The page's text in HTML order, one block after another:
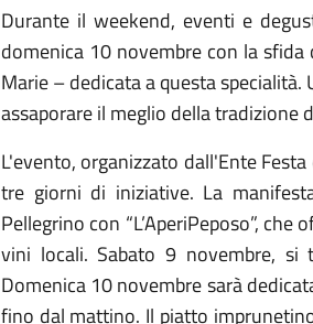
Durante il weekend, eventi e
domenica 10 novembre con la
Marie – dedicata a questa
assaporare il meglio della tradizione
L'evento, organizzato dall'Ente
tre giorni di iniziative. La
Pellegrino con “L’AperiPeposo”,
vini locali. Sabato 9 novembre,
Domenica 10 novembre sarà
fino dal mattino. Il piatto